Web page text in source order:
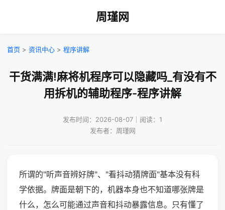
周瑾网
首页 > 资讯中心 > 程序讲解
干货满满!麻将机程序可以隐藏吗_有没有不
用拆机的辅助程序-程序讲解
发布时间：2026-08-07｜阅读：1
发布者：周瑾网
所谓的"听声音辨好牌"、"看抖动猜牌面"基本没有科
学依据。牌面是朝下的，机器本身也不知道哪张牌是
什么，怎么可能通过声音和抖动暴露信息。只有懂了